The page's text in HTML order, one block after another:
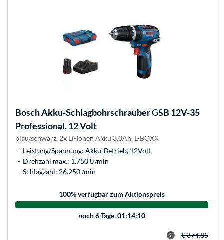
BoschAkku-Schlagbohrschrauber GSB 12V-35
Professional, 12 Volt
blau/schwarz, 2x Li-Ionen Akku 3,0Ah, L-BOXX
Leistung/Spannung: Akku-Betrieb, 12Volt
Drehzahl max.: 1.750 U/min
Schlagzahl: 26.250 /min
100% verfügbar zum Aktionspreis
noch6 Tage, 01:14:10
€ 374,85